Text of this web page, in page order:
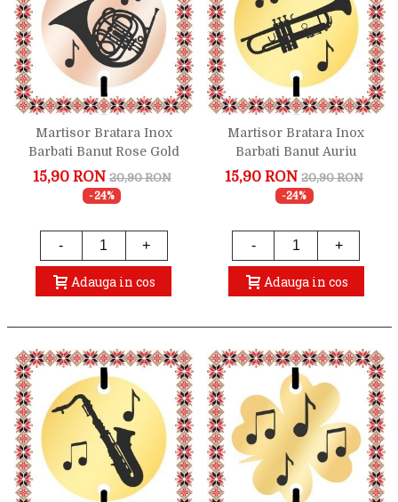
Martisor Bratara Inox
Barbati Banut Rose Gold
Corn Francez
15,90 RON 20,90 RON
-24%
- +
Adauga in cos
Martisor Bratara Inox
Barbati Banut Auriu
Trompeta
15,90 RON 20,90 RON
-24%
- +
Adauga in cos